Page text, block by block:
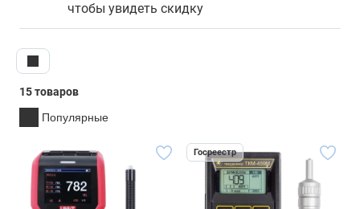
чтобы увидеть скидку
15 товаров
Популярные
Госреестр